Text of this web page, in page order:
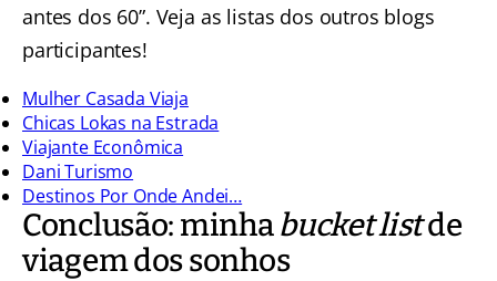
antes dos 60”. Veja as listas dos outros blogs
participantes!
Mulher Casada Viaja
Chicas Lokas na Estrada
Viajante Econômica
Dani Turismo
Destinos Por Onde Andei…
Conclusão: minhabucket listde
viagem dos sonhos